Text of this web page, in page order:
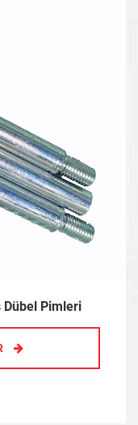
Dübel Pimleri